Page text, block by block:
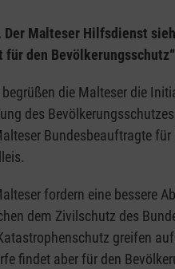
Der Malteser Hilfsdienst
für den
begrüßen die Malteser die
des
Bundesbeauftragte
fordern eine bessere
dem Zivilschutz des
greifen
findet aber für den